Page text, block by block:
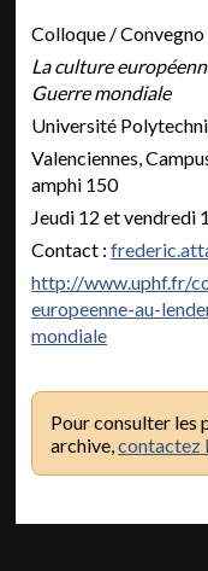
Colloque / Convegno
La culture
Guerre mondiale
Université
Valenciennes,
amphi 150
Jeudi 12 et vendredi
Contact :
http://www.uphf.fr/
europeenne-au-
mondiale
Pour consulter les
archive,contactez